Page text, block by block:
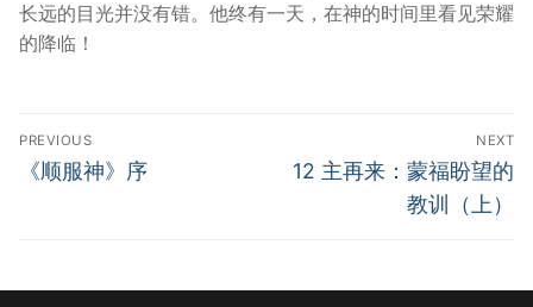
长远的目光并没有错。他终有一天，在神的时间里看见荣耀
的降临！
Post
navigation
PREVIOUS
Previous
《顺服神》序
NEXT
Next
12 主再来：蒙福盼望的
教训（上）